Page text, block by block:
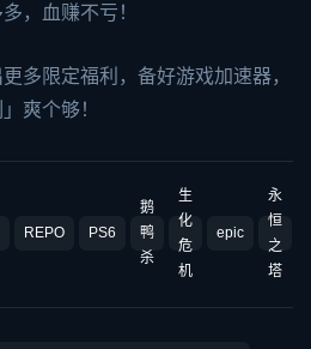
，血赚不亏！
多限定福利，备好游戏加速器，
爽个够！
REPO PS6
鹅
鸭
杀
生
化
危
机
epic
永
恒
之
塔